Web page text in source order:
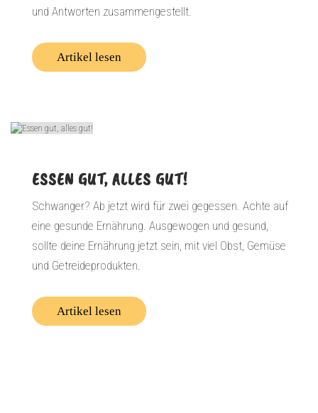
und Antworten zusammengestellt.
Artikel lesen
ESSEN GUT, ALLES GUT!
Schwanger? Ab jetzt wird für zwei gegessen. Achte auf
eine gesunde Ernährung. Ausgewogen und gesund,
sollte deine Ernährung jetzt sein, mit viel Obst, Gemüse
und Getreideprodukten.
Artikel lesen